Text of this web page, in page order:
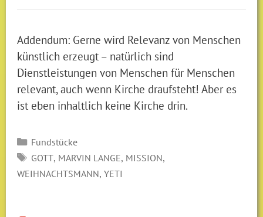
Addendum: Gerne wird Relevanz von Menschen
künstlich erzeugt – natürlich sind
Dienstleistungen von Menschen für Menschen
relevant, auch wenn Kirche draufsteht! Aber es
ist eben inhaltlich keine Kirche drin.
Kategorien
Fundstücke
SCHLAGWÖRTER
GOTT, MARVIN LANGE, MISSION,
WEIHNACHTSMANN,YETI